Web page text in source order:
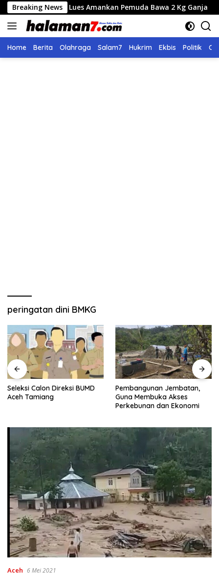
Langsung
ke
konten
Breaking News
Lues Amankan Pemuda Bawa 2 Kg Ganja Seleksi
Home Berita Olahraga Salam7 Hukrim Ekbis Politik
peringatan dini BMKG
Seleksi Calon Direksi BUMD
Aceh Tamiang
Pembangunan Jembatan,
Guna Membuka Akses
Perkebunan dan Ekonomi
Aceh 6 Mei 2021